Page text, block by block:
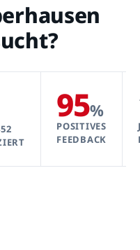
95%
POSITIVES
FEEDBACK